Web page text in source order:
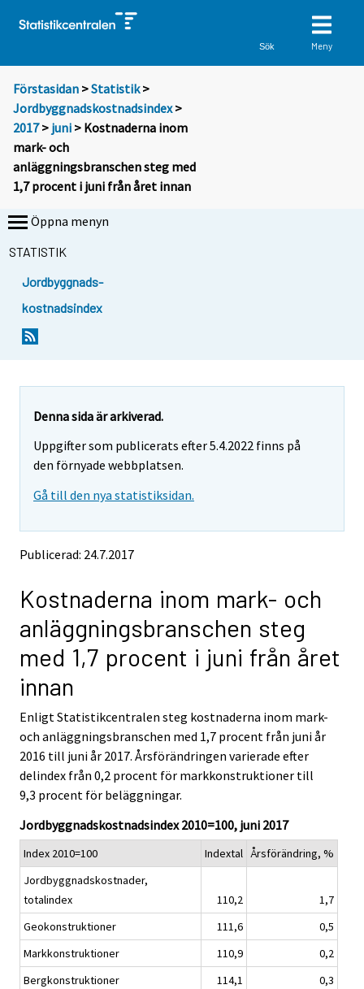
Sök Meny
Förstasidan >Statistik >
Jordbyggnadskostnadsindex>
2017> juni > Kostnaderna inom
mark- och
anläggningsbranschen steg med
1,7 procent i juni från året innan
Öppna menyn
STATISTIK
Jordbyggnads-
kostnadsindex
Denna sida är arkiverad.
Uppgifter som publicerats efter 5.4.2022 finns på
den förnyade webbplatsen.
Gå till den nya statistiksidan.
Publicerad: 24.7.2017
Kostnaderna inom mark- och
anläggningsbranschen steg
med 1,7 procent i juni från året
innan
Enligt Statistikcentralen steg kostnaderna inom mark-
och anläggningsbranschen med 1,7 procent från juni år
2016 till juni år 2017. Årsförändringen varierade efter
delindex från 0,2 procent för markkonstruktioner till
9,3 procent för beläggningar.
Jordbyggnadskostnadsindex 2010=100, juni 2017
Index 2010=100 Indextal Årsförändring, %
Jordbyggnadskostnader,
totalindex
110,2
1,7
Geokonstruktioner
111,6
0,5
Markkonstruktioner
110,9
0,2
Bergkonstruktioner
114,1
0,3